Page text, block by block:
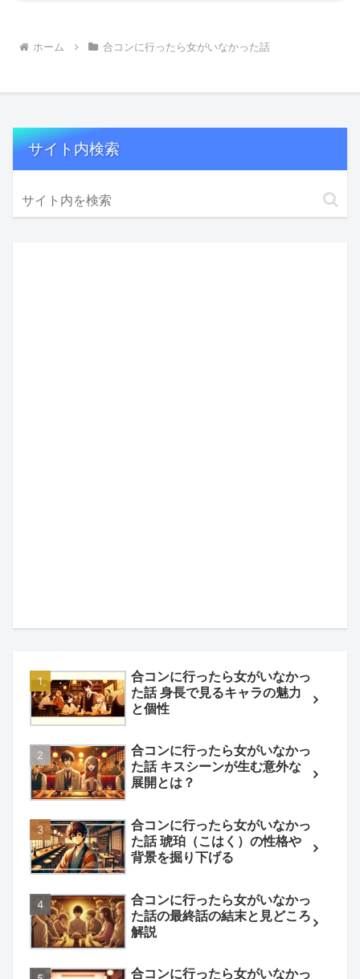
ホーム 合コンに行ったら女がいなかった話
サイト内検索
合コンに行ったら女がいなかっ
た話 身長で見るキャラの魅力
と個性
合コンに行ったら女がいなかっ
た話 キスシーンが生む意外な
展開とは？
合コンに行ったら女がいなかっ
た話 琥珀（こはく）の性格や
背景を掘り下げる
合コンに行ったら女がいなかっ
た話の最終話の結末と見どころ
解説
合コンに行ったら女がいなかっ